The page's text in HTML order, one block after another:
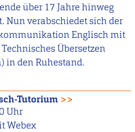
über 17 Jahre hinweg
Nun verabschiedet sich der
Englisch mit
Übersetzen
in den Ruhestand.
Tutorium >>
Uhr
Webex